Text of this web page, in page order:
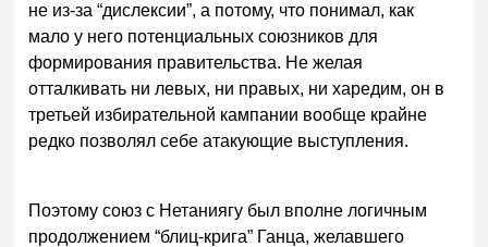
не из-за “дислексии”, а потому, что понимал, как
мало у него потенциальных союзников для
формирования правительства. Не желая
отталкивать ни левых, ни правых, ни харедим, он в
третьей избирательной кампании вообще крайне
редко позволял себе атакующие выступления.
Поэтому союз с Нетаниягу был вполне логичным
продолжением “блиц-крига” Ганца, желавшего